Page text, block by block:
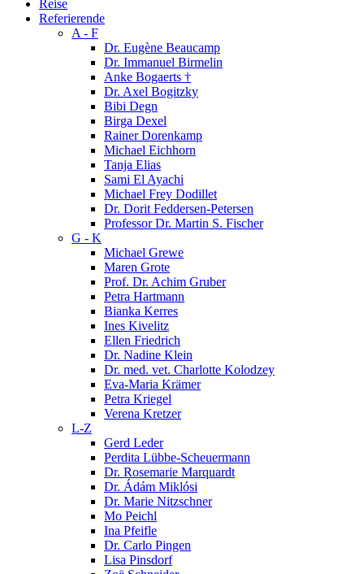
Reise
Referierende
A - F
Dr. Eugène Beaucamp
Dr. Immanuel Birmelin
Anke Bogaerts †
Dr. Axel Bogitzky
Bibi Degn
Birga Dexel
Rainer Dorenkamp
Michael Eichhorn
Tanja Elias
Sami El Ayachi
Michael Frey Dodillet
Dr. Dorit Feddersen-Petersen
Professor Dr. Martin S. Fischer
G - K
Michael Grewe
Maren Grote
Prof. Dr. Achim Gruber
Petra Hartmann
Bianka Kerres
Ines Kivelitz
Ellen Friedrich
Dr. Nadine Klein
Dr. med. vet. Charlotte Kolodzey
Eva-Maria Krämer
Petra Kriegel
Verena Kretzer
L-Z
Gerd Leder
Perdita Lübbe-Scheuermann
Dr. Rosemarie Marquardt
Dr. Ádám Miklósi
Dr. Marie Nitzschner
Mo Peichl
Ina Pfeifle
Dr. Carlo Pingen
Lisa Pinsdorf